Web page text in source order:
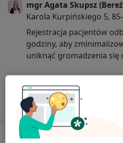
mgr Agata Skupsz
Karola Kurpińskiego 5,
Rejestracja pacjentów
godziny, aby
uniknąć gromadzenia się
Pacjenci są proszeni o
o informowanie
objawach infekcji przed
W gabinecie oraz w
środki do dezynfekcji rąk
personelu.
Dowiedz się więcej
24/06/2025
Usługi i ceny